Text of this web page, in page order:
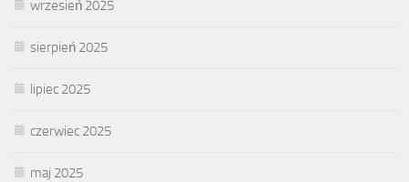
wrzesień 2025
sierpień 2025
lipiec 2025
czerwiec 2025
maj 2025